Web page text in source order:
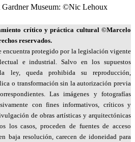
Gardner Museum: ©Nic Lehoux
crítico y práctica cultural ©Marcelo
reservados.
encuentra protegido por la legislación vigente
e industrial. Salvo en los supuestos
ley, queda prohibida su reproducción,
o transformación sin la autorización previa
Las imágenes y fotografías
con fines informativos, críticos y
de obras artísticas y arquitectónicas
los casos, proceden de fuentes de acceso
baja resolución, carecen de idoneidad para